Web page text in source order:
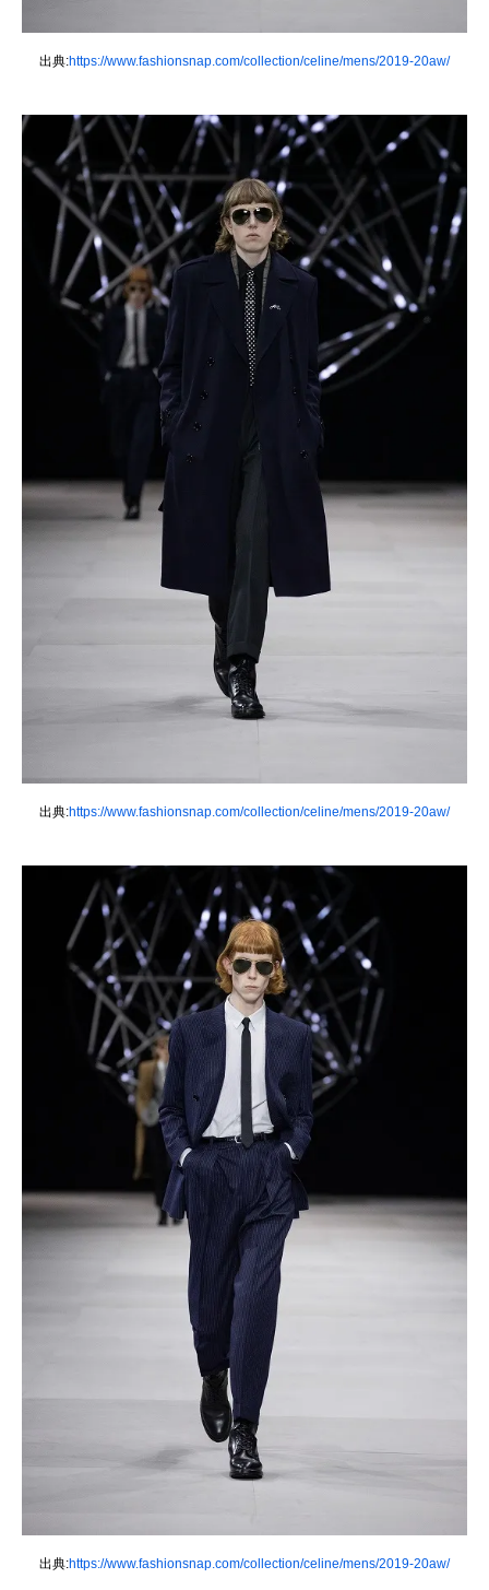
出典:https://www.fashionsnap.com/collection/celine/mens/2019-20aw/
出典:https://www.fashionsnap.com/collection/celine/mens/2019-20aw/
出典:https://www.fashionsnap.com/collection/celine/mens/2019-20aw/